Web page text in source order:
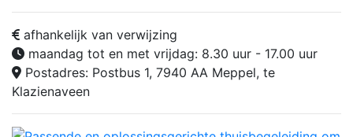
afhankelijk van verwijzing
maandag tot en met vrijdag: 8.30 uur - 17.00 uur
Postadres: Postbus 1, 7940 AA Meppel, te
Klazienaveen